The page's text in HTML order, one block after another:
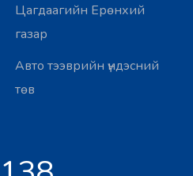
Цагдаагийн Ерөнхий
газар
Авто тээврийн үндэсний
төв